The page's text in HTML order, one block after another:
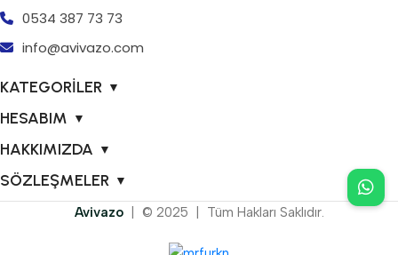
0534 387 73 73
info@avivazo.com
KATEGORİLER ▼
HESABIM ▼
HAKKIMIZDA ▼
SÖZLEŞMELER ▼
Avivazo | © 2025 | Tüm Hakları Saklıdır.